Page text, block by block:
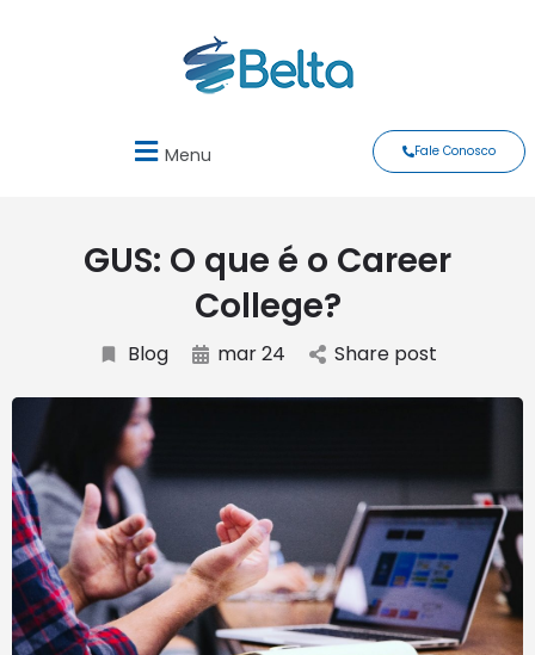
Menu Fale Conosco
GUS: O que é o Career
College?
Blog mar 24 Share post